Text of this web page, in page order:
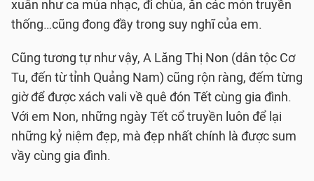
xuân như ca múa nhạc, đi chùa, ăn các món truyền
thống…cũng đong đầy trong suy nghĩ của em.
Cũng tương tự như vậy, A Lăng Thị Non (dân tộc Cơ
Tu, đến từ tỉnh Quảng Nam) cũng rộn ràng, đếm từng
giờ để được xách vali về quê đón Tết cùng gia đình.
Với em Non, những ngày Tết cổ truyền luôn để lại
những kỷ niệm đẹp, mà đẹp nhất chính là được sum
vầy cùng gia đình.